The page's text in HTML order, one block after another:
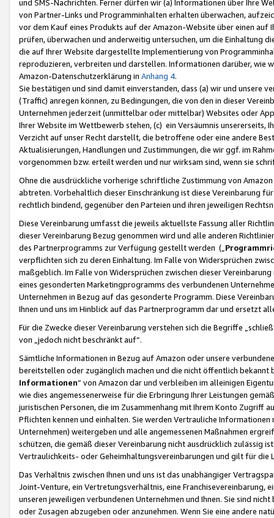
und SMS-Nachrichten. Ferner dürfen wir (a) Informationen über Ihre
von Partner-Links und Programminhalten erhalten überwachen,
vor dem Kauf eines Produkts auf der Amazon-Website über einen
prüfen, überwachen und anderweitig untersuchen, um die Einhaltung
die auf Ihrer Website dargestellte Implementierung von
reproduzieren, verbreiten und darstellen. Informationen darüber, wie
Amazon-Datenschutzerklärung in Anhang 4.
Sie bestätigen und sind damit einverstanden, dass (a) wir und
(Traffic) anregen können, zu Bedingungen, die von den in dieser
Unternehmen jederzeit (unmittelbar oder mittelbar) Websites oder
Ihrer Website im Wettbewerb stehen, (c) ein Versäumnis unsererseits,
Verzicht auf unser Recht darstellt, die betroffene oder eine andere
Aktualisierungen, Handlungen und Zustimmungen, die wir ggf. im
vorgenommen bzw. erteilt werden und nur wirksam sind, wenn sie
Ohne die ausdrückliche vorherige schriftliche Zustimmung von
abtreten. Vorbehaltlich dieser Einschränkung ist diese Vereinbarung
rechtlich bindend, gegenüber den Parteien und ihren jeweiligen
Diese Vereinbarung umfasst die jeweils aktuellste Fassung aller
dieser Vereinbarung Bezug genommen wird und alle anderen
des Partnerprogramms zur Verfügung gestellt werden („
verpflichten sich zu deren Einhaltung. Im Falle von Widersprüchen
maßgeblich. Im Falle von Widersprüchen zwischen dieser
eines gesonderten Marketingprogramms des verbundenen
Unternehmen in Bezug auf das gesonderte Programm. Diese
Ihnen und uns im Hinblick auf das Partnerprogramm dar und ersetzt
Für die Zwecke dieser Vereinbarung verstehen sich die Begriffe
von „jedoch nicht beschränkt auf“.
Sämtliche Informationen in Bezug auf Amazon oder unsere
bereitstellen oder zugänglich machen und die nicht öffentlich
Informationen“ von Amazon dar und verbleiben im alleinigen
wie dies angemessenerweise für die Erbringung Ihrer Leistungen
juristischen Personen, die im Zusammenhang mit Ihrem Konto
Pflichten kennen und einhalten. Sie werden Vertrauliche
Unternehmen) weitergeben und alle angemessenen Maßnahmen
schützen, die gemäß dieser Vereinbarung nicht ausdrücklich zulässig
Vertraulichkeits- oder Geheimhaltungsvereinbarungen und gilt für die
Das Verhältnis zwischen Ihnen und uns ist das unabhängiger
Joint-Venture, ein Vertretungsverhältnis, eine Franchisevereinbarung,
unseren jeweiligen verbundenen Unternehmen und Ihnen. Sie sind
oder Zusagen abzugeben oder anzunehmen. Wenn Sie eine andere